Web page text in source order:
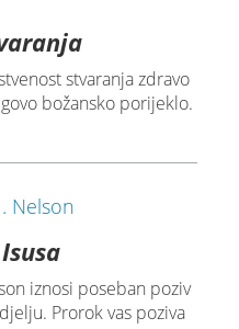
stvaranja zdravo
božansko porijeklo.
iznosi poseban poziv
Prorok vas poziva